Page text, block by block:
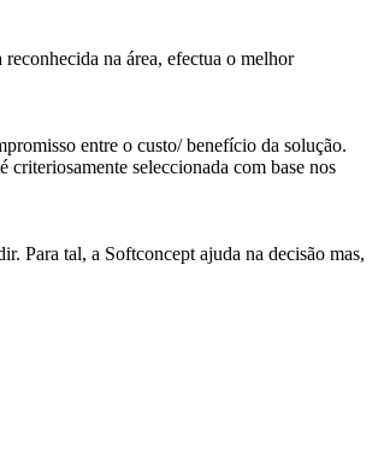
na área, efectua o melhor
entre o custo/ benefício da solução.
criteriosamente seleccionada com base nos
Para tal, a Softconcept ajuda na decisão mas,